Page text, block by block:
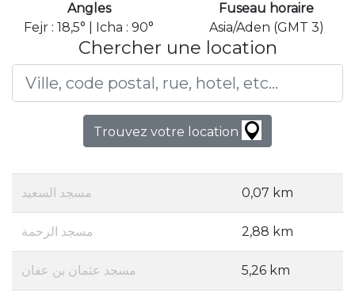
Angles
Fejr : 18,5° | Icha : 90°
Fuseau horaire
Asia/Aden (GMT 3)
Chercher une location
Trouvez votre location
مسجد السعيد 0,07 km
مسجد الرحمة 2,88 km
مسجد عثمان بن عفان 5,26 km